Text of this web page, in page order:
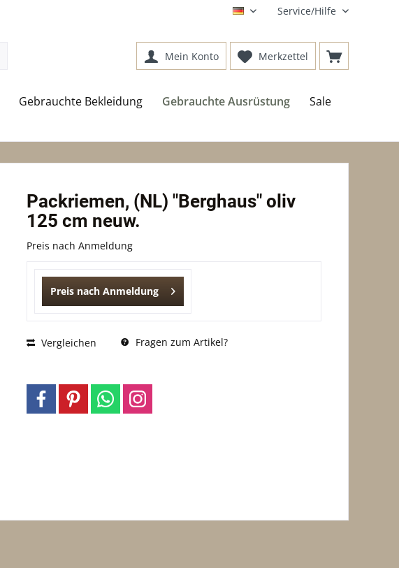
DE Service/Hilfe
Merkzettel
Mein Konto
Gebrauchte Bekleidung Gebrauchte Ausrüstung Sale
Packriemen, (NL) "Berghaus" oliv
125 cm neuw.
Preis nach Anmeldung
Preis nach Anmeldung
Vergleichen Fragen zum Artikel?